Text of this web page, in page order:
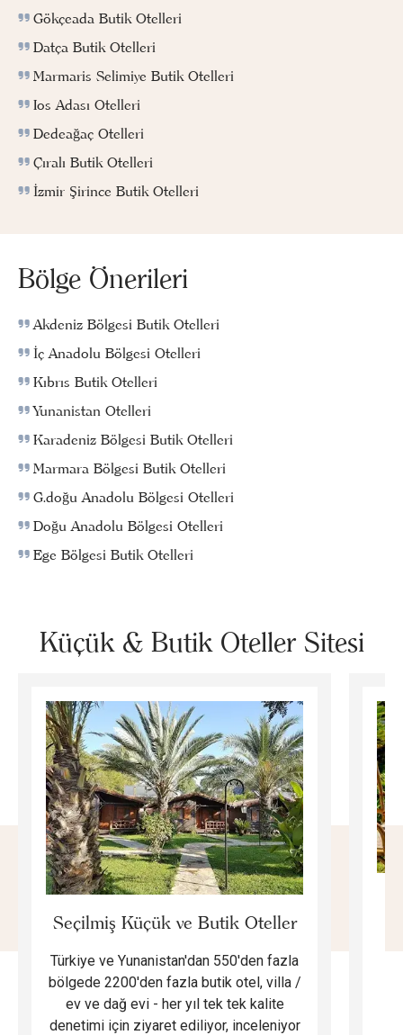
Gökçeada Butik Otelleri
Datça Butik Otelleri
Marmaris Selimiye Butik Otelleri
Ios Adası Otelleri
Dedeağaç Otelleri
Çıralı Butik Otelleri
İzmir Şirince Butik Otelleri
Bölge Önerileri
Akdeniz Bölgesi Butik Otelleri
İç Anadolu Bölgesi Otelleri
Kıbrıs Butik Otelleri
Yunanistan Otelleri
Karadeniz Bölgesi Butik Otelleri
Marmara Bölgesi Butik Otelleri
G.doğu Anadolu Bölgesi Otelleri
Doğu Anadolu Bölgesi Otelleri
Ege Bölgesi Butik Otelleri
Küçük & Butik Oteller Sitesi
Seçilmiş Küçük ve Butik Oteller
Türkiye ve Yunanistan'dan 550'den fazla
bölgede 2200'den fazla butik otel, villa /
ev ve dağ evi - her yıl tek tek kalite
denetimi için ziyaret ediliyor, inceleniyor